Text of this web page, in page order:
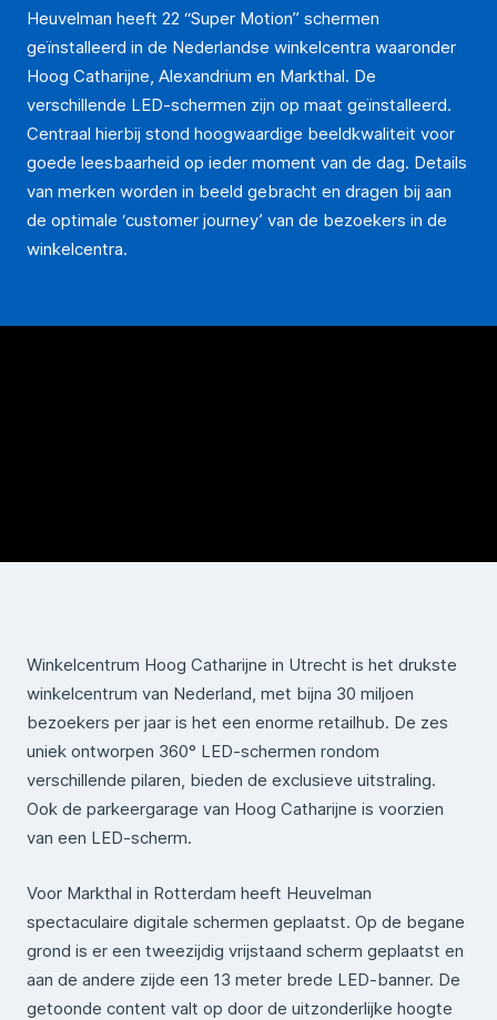
Heuvelman heeft 22 “Super Motion” schermen
geïnstalleerd in de Nederlandse winkelcentra waaronder
Hoog Catharijne, Alexandrium en Markthal. De
verschillende LED-schermen zijn op maat geïnstalleerd.
Centraal hierbij stond hoogwaardige beeldkwaliteit voor
goede leesbaarheid op ieder moment van de dag. Details
van merken worden in beeld gebracht en dragen bij aan
de optimale ‘customer journey’ van de bezoekers in de
winkelcentra.
Winkelcentrum Hoog Catharijne in Utrecht is het drukste
winkelcentrum van Nederland, met bijna 30 miljoen
bezoekers per jaar is het een enorme retailhub. De zes
uniek ontworpen 360° LED-schermen rondom
verschillende pilaren, bieden de exclusieve uitstraling.
Ook de parkeergarage van Hoog Catharijne is voorzien
van een LED-scherm.
Voor Markthal in Rotterdam heeft Heuvelman
spectaculaire digitale schermen geplaatst. Op de begane
grond is er een tweezijdig vrijstaand scherm geplaatst en
aan de andere zijde een 13 meter brede LED-banner. De
getoonde content valt op door de uitzonderlijke hoogte